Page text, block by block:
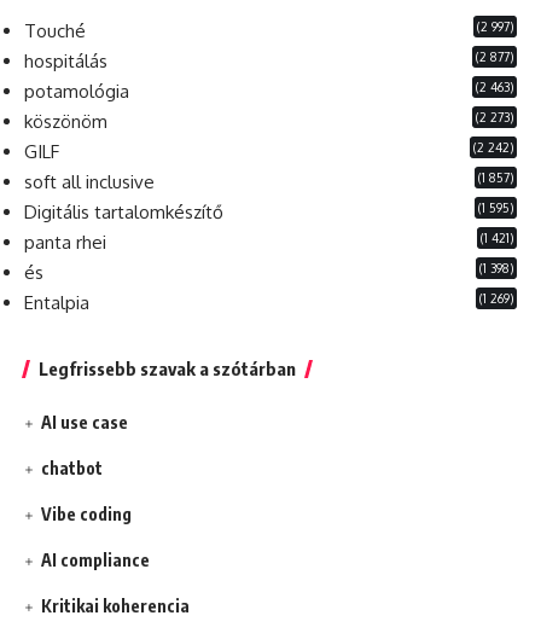
Touché (2 997)
hospitálás (2 877)
potamológia (2 463)
köszönöm (2 273)
GILF (2 242)
soft all inclusive (1 857)
Digitális tartalomkészítő (1 595)
panta rhei (1 421)
és (1 398)
Entalpia (1 269)
Legfrissebb szavak a szótárban
AI use case
chatbot
Vibe coding
AI compliance
Kritikai koherencia